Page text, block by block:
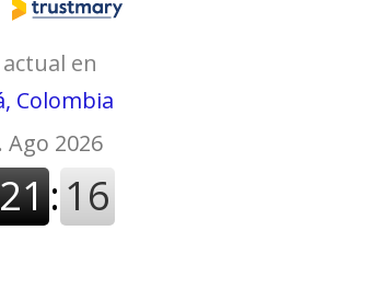
en
Colombia